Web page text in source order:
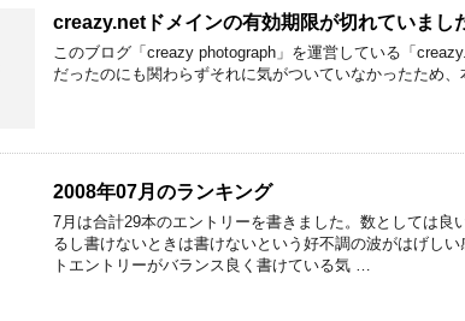
creazy.netドメインの有効期限が切れていまし
このブログ「creazy photograph」を運営している「
だったのにも関わらずそれに気がついていなかったため
2008年07月のランキング
7月は合計29本のエントリーを書きました。数としては良
るし書けないときは書けないという好不調の波がはげし
トエントリーがバランス良く書けている気 …